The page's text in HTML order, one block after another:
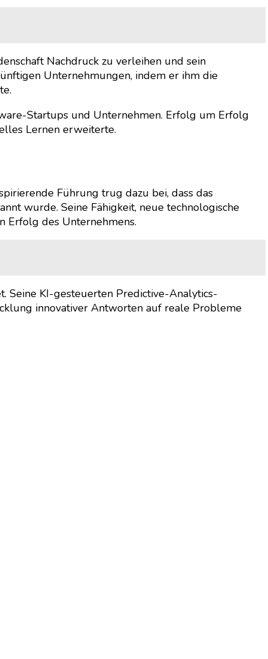
Nachdruck zu verleihen und sein
Unternehmungen, indem er ihm die
Startups und Unternehmen. Erfolg um Erfolg
Lernen erweiterte.
Führung trug dazu bei, dass das
wurde. Seine Fähigkeit, neue technologische
Erfolg des Unternehmens.
Seine KI-gesteuerten Predictive-Analytics-
innovativer Antworten auf reale Probleme